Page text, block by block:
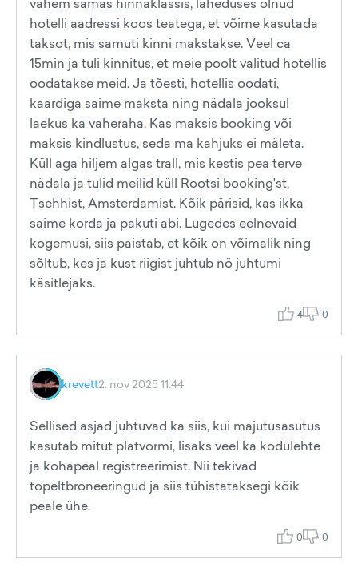
hotelli aadressi koos teatega, et võime kasutada
taksot, mis samuti kinni makstakse. Veel ca
15min ja tuli kinnitus, et meie poolt valitud hotellis
oodatakse meid. Ja tõesti, hotellis oodati,
kaardiga saime maksta ning nädala jooksul
laekus ka vaheraha. Kas maksis booking või
maksis kindlustus, seda ma kahjuks ei mäleta.
Küll aga hiljem algas trall, mis kestis pea terve
nädala ja tulid meilid küll Rootsi booking'st,
Tsehhist, Amsterdamist. Kõik pärisid, kas ikka
saime korda ja pakuti abi. Lugedes eelnevaid
kogemusi, siis paistab, et kõik on võimalik ning
sõltub, kes ja kust riigist juhtub nö juhtumi
käsitlejaks.
4 0
krevett2. nov 2025 11:44
Sellised asjad juhtuvad ka siis, kui majutusasutus
kasutab mitut platvormi, lisaks veel ka kodulehte
ja kohapeal registreerimist. Nii tekivad
topeltbroneeringud ja siis tühistataksegi kõik
peale ühe.
0 0